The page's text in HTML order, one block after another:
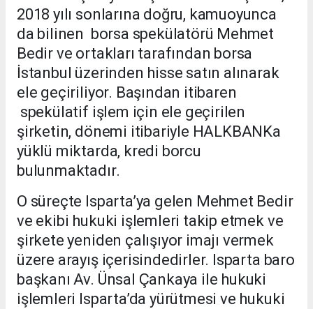
2018 yılı sonlarına doğru, kamuoyunca
da bilinen borsa spekülatörü Mehmet
Bedir ve ortakları tarafından borsa
İstanbul üzerinden hisse satın alınarak
ele geçiriliyor. Başından itibaren
spekülatif işlem için ele geçirilen
şirketin, dönemi itibariyle HALKBANKa
yüklü miktarda, kredi borcu
bulunmaktadır.
O süreçte Isparta’ya gelen Mehmet Bedir
ve ekibi hukuki işlemleri takip etmek ve
şirkete yeniden çalışıyor imajı vermek
üzere arayış içerisindedirler. Isparta baro
başkanı Av. Ünsal Çankaya ile hukuki
işlemleri Isparta’da yürütmesi ve hukuki